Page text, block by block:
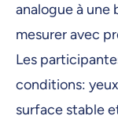
analogue à une
mesurer avec
Les
conditions:
surface stable